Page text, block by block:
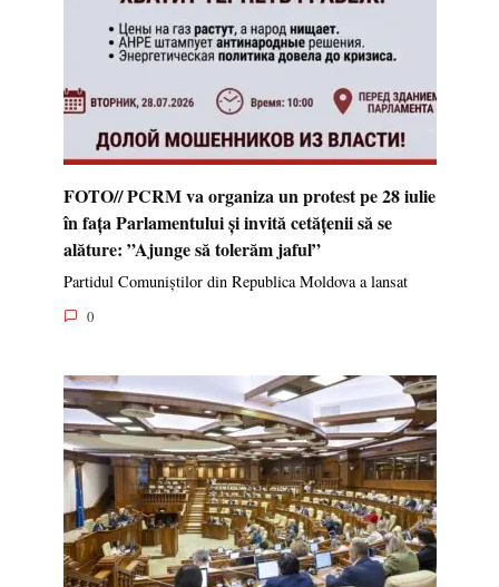
FOTO// PCRM va organiza un protest pe 28 iulie
în fața Parlamentului și invită cetățenii să se
alăture: ”Ajunge să tolerăm jaful”
Partidul Comuniștilor din Republica Moldova a lansat
0